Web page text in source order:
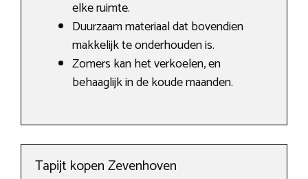
elke ruimte.
Duurzaam materiaal dat bovendien
makkelijk te onderhouden is.
Zomers kan het verkoelen, en
behaaglijk in de koude maanden.
Tapijt kopen Zevenhoven